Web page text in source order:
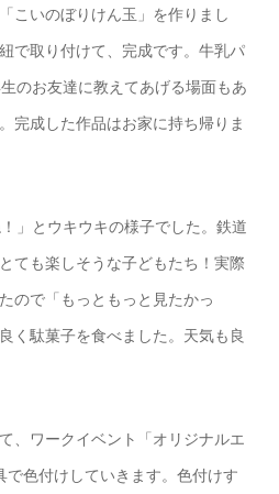
こいのぼりけん玉」を作りまし
で取り付けて、完成です。牛乳パ
のお友達に教えてあげる場面もあ
完成した作品はお家に持ち帰りま
」とウキウキの様子でした。鉄道
ても楽しそうな子どもたち！実際
ので「もっともっと見たかっ
く駄菓子を食べました。天気も良
、ワークイベント「オリジナルエ
色付けしていきます。色付けす